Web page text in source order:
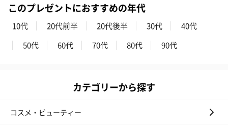
このプレゼントにおすすめの年代
10代 20代前半 20代後半 30代
40代
50代
60代 70代 80代 90代
カテゴリーから探す
コスメ・ビューティー